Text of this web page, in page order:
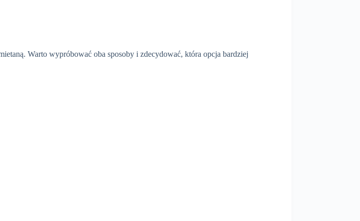
Warto wypróbować oba sposoby i zdecydować, która opcja bardziej